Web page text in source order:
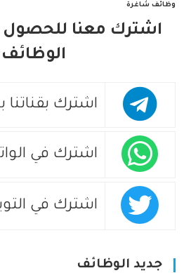
وظائف شاغرة
اشترك معنا للحصول
الوظائف
اشترك بقناتنا
اشترك في
اشترك في
جديد الوظائف